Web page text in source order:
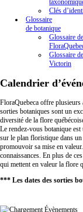
Clés
Glossaire
de botanique
Glossaire de
Glossaire
Victorin
Calendrier
FloraQuebeca offre plusieurs
sorties botaniques sont un
diversité de la flore
Le rendez-vous botanique
sur le plan floristique dans
promouvoir sa mise en
connaissances. En plus de
qui mettent en valeur la flore
*** Les dates des sorties